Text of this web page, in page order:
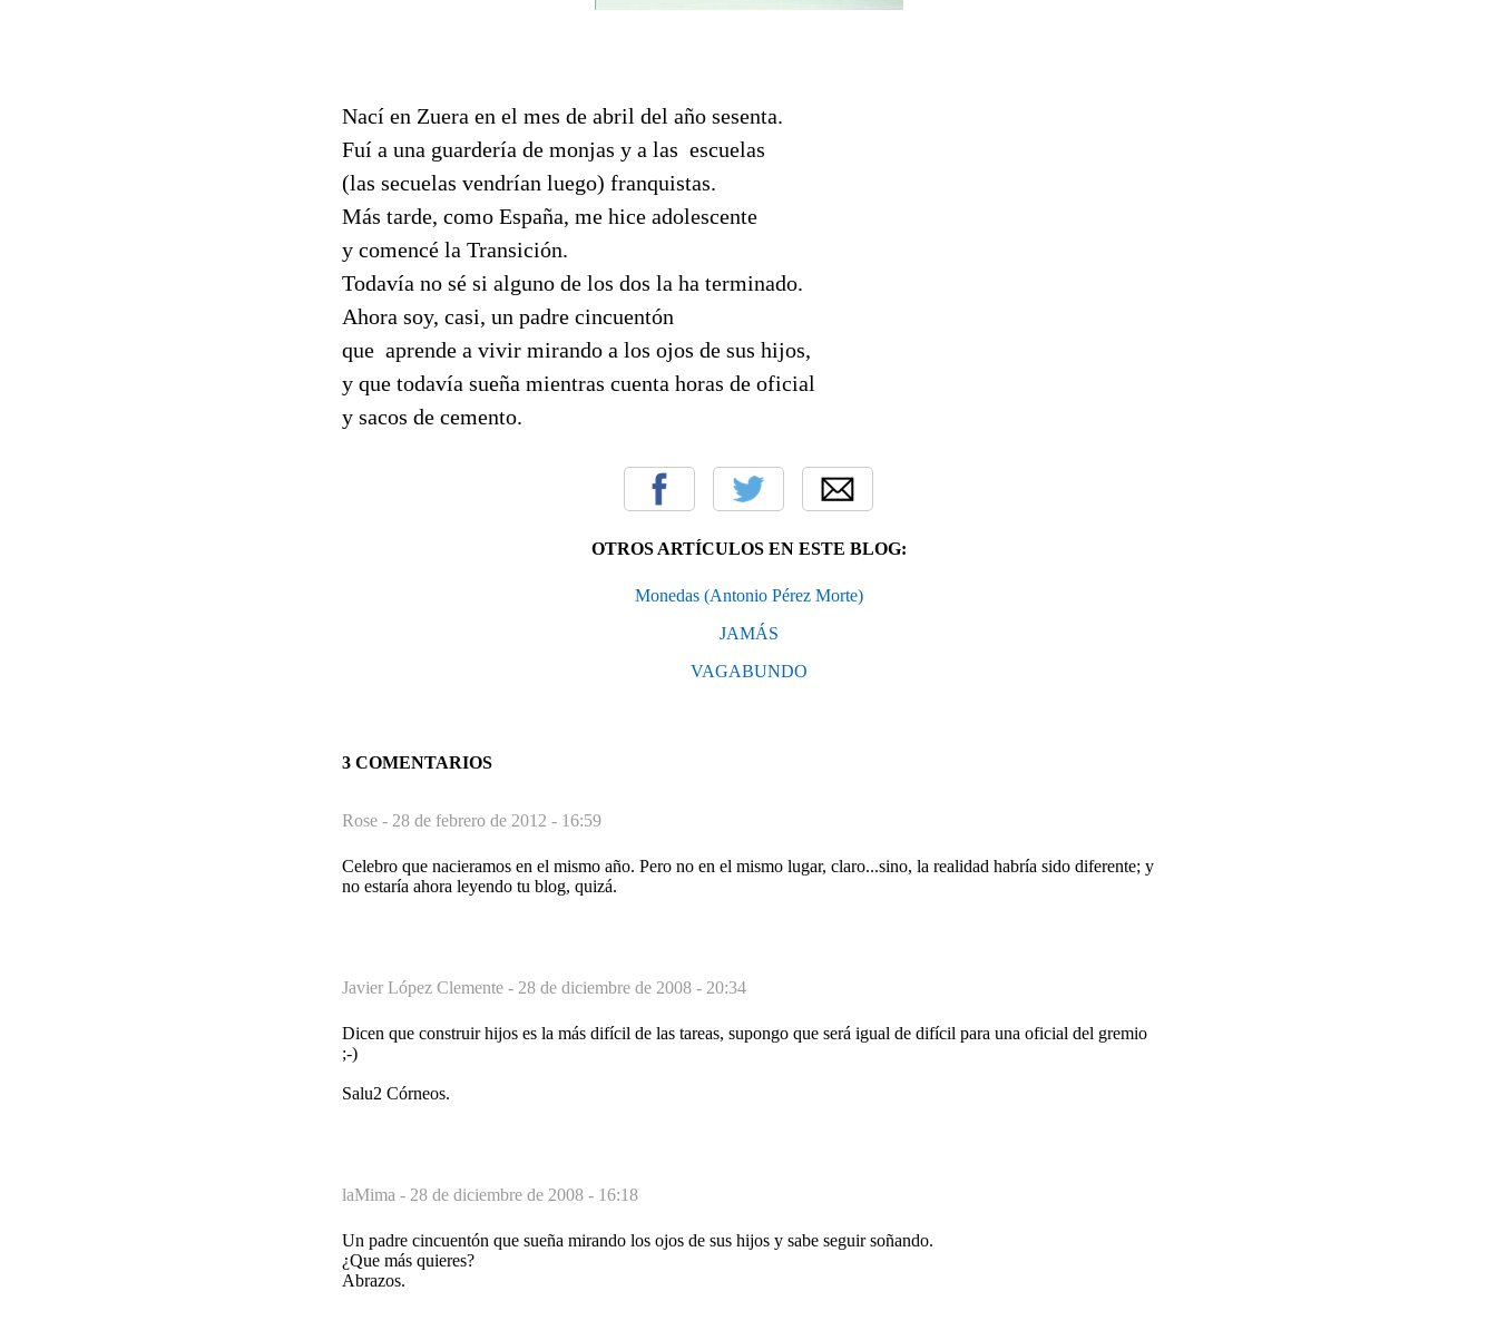
Nací en Zuera en el mes de abril del año sesenta.
Fuí a una guardería de monjas y a las escuelas
(las secuelas vendrían luego) franquistas.
Más tarde, como España, me hice adolescente
y comencé la Transición.
Todavía no sé si alguno de los dos la ha terminado.
Ahora soy, casi, un padre cincuentón
que aprende a vivir mirando a los ojos de sus hijos,
y que todavía sueña mientras cuenta horas de oficial
y sacos de cemento.
OTROS ARTÍCULOS EN ESTE BLOG:
Monedas (Antonio Pérez Morte)
JAMÁS
VAGABUNDO
3 COMENTARIOS
Rose - 28 de febrero de 2012 - 16:59
Celebro que nacieramos en el mismo año. Pero no en el mismo lugar, claro...sino, la realidad habría sido diferente; y
no estaría ahora leyendo tu blog, quizá.
Javier López Clemente - 28 de diciembre de 2008 - 20:34
Dicen que construir hijos es la más difícil de las tareas, supongo que será igual de difícil para una oficial del gremio
;-)
Salu2 Córneos.
laMima - 28 de diciembre de 2008 - 16:18
Un padre cincuentón que sueña mirando los ojos de sus hijos y sabe seguir soñando.
¿Que más quieres?
Abrazos.